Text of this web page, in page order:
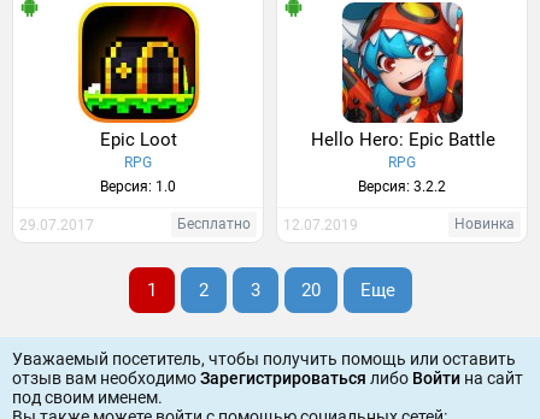
Epic Loot
RPG
Версия: 1.0
29.07.2017 Бесплатно
Hello Hero: Epic Battle
RPG
Версия: 3.2.2
12.07.2019 Новинка
1 2 3 20 Еще
Уважаемый посетитель, чтобы получить помощь или оставить
отзыв вам необходимоЗарегистрироваться либо Войти на сайт
под своим именем.